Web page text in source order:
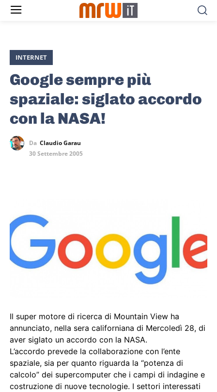
INTERNET
Google sempre più
spaziale: siglato accordo
con la NASA!
Da Claudio Garau
30 Settembre 2005
Il super motore di ricerca di Mountain View ha
annunciato, nella sera californiana di Mercoledì 28, di
aver siglato un accordo con la NASA.
L’accordo prevede la collaborazione con l’ente
spaziale, sia per quanto riguarda la “potenza di
calcolo” dei supercomputer che i campi di indagine e
costruzione di nuove tecnologie. I settori interessati